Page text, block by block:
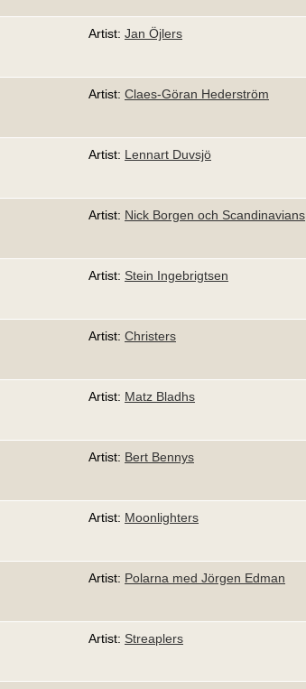
Artist: Jan Öjlers
Artist: Claes-Göran Hederström
Artist: Lennart Duvsjö
Artist: Nick Borgen och Scandinavians
Artist: Stein Ingebrigtsen
Artist: Christers
Artist: Matz Bladhs
Artist: Bert Bennys
Artist: Moonlighters
Artist: Polarna med Jörgen Edman
Artist: Streaplers